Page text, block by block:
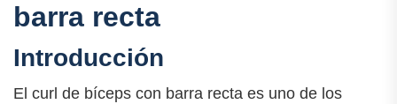
barra recta
Introducción
El curl de bíceps con barra recta es uno de los